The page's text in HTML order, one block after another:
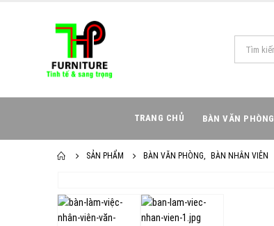
TRANG CHỦ BÀN VĂN PHÒNG
SẢN PHẨM BÀN VĂN PHÒNG BÀN NHÂN VIÊN